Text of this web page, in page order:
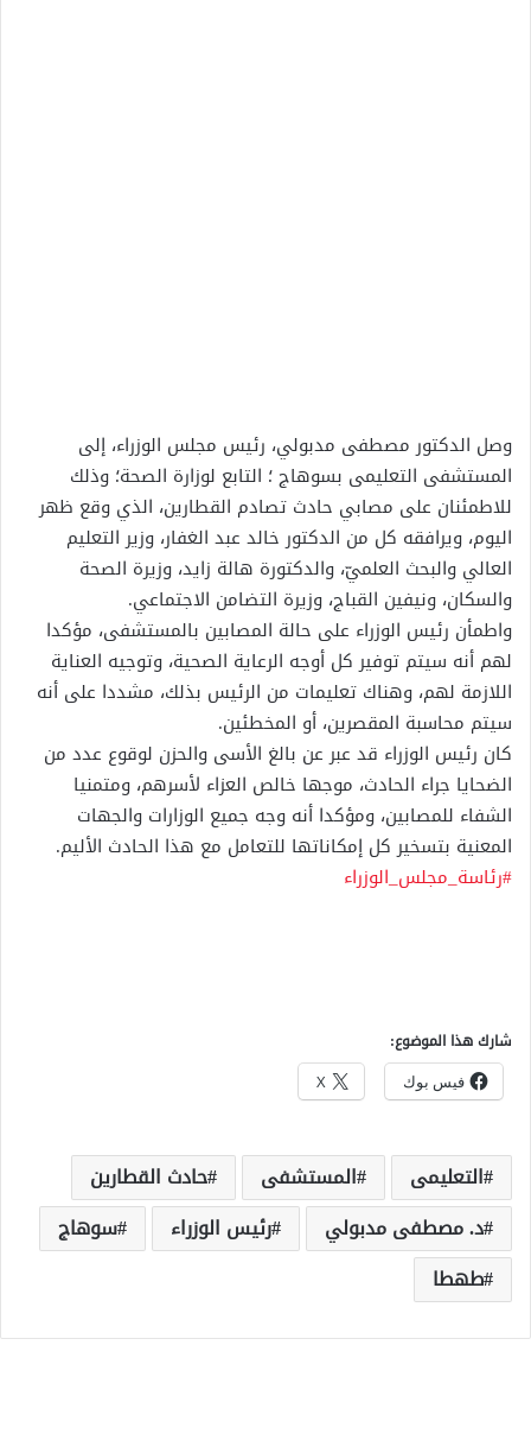
وصل الدكتور مصطفى مدبولي، رئيس مجلس الوزراء، إلى
المستشفى التعليمى بسوهاج ؛ التابع لوزارة الصحة؛ وذلك
للاطمئنان على مصابي حادث تصادم القطارين، الذي وقع ظهر
اليوم، ويرافقه كل من الدكتور خالد عبد الغفار، وزير التعليم
العالي والبحث العلميّ، والدكتورة هالة زايد، وزيرة الصحة
والسكان، ونيفين القباج، وزيرة التضامن الاجتماعي.
واطمأن رئيس الوزراء على حالة المصابين بالمستشفى، مؤكدا
لهم أنه سيتم توفير كل أوجه الرعاية الصحية، وتوجيه العناية
اللازمة لهم، وهناك تعليمات من الرئيس بذلك، مشددا على أنه
سيتم محاسبة المقصرين، أو المخطئين.
كان رئيس الوزراء قد عبر عن بالغ الأسى والحزن لوقوع عدد من
الضحايا جراء الحادث، موجها خالص العزاء لأسرهم، ومتمنيا
الشفاء للمصابين، ومؤكدا أنه وجه جميع الوزارات والجهات
المعنية بتسخير كل إمكاناتها للتعامل مع هذا الحادث الأليم.
#رئاسة_مجلس_الوزراء
شارك هذا الموضوع:
فيس بوك X
التعليمى المستشفى
حادث القطارين
د. مصطفى مدبولي
رئيس الوزراء
سوهاج
طهطا